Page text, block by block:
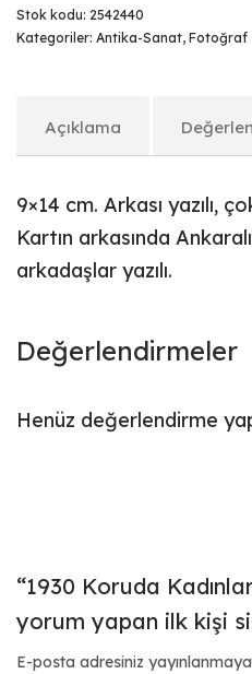
Stok kodu: 2542440
Kategoriler: Antika-Sanat, Fotoğraf
Açıklama
9×14 cm. Arkası yazılı,
Kartın arkasında
arkadaşlar yazılı.
Değerlendirmeler
Henüz değerlendirme
“1930 Koruda
yorum yapan ilk kişi
E-posta adresiniz